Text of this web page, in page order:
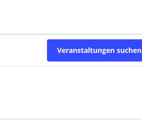
Veranstaltungen suchen